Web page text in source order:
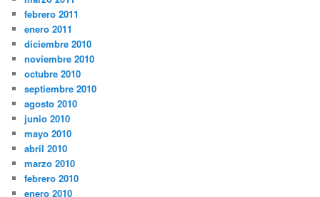
febrero 2011
enero 2011
diciembre 2010
noviembre 2010
octubre 2010
septiembre 2010
agosto 2010
junio 2010
mayo 2010
abril 2010
marzo 2010
febrero 2010
enero 2010